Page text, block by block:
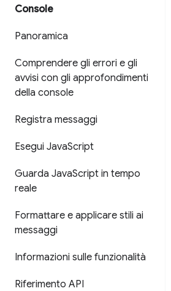
Console
Panoramica
Comprendere gli errori e gli
avvisi con gli approfondimenti
della console
Registra messaggi
Esegui JavaScript
Guarda JavaScript in tempo
reale
Formattare e applicare stili ai
messaggi
Informazioni sulle funzionalità
Riferimento API